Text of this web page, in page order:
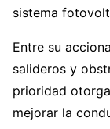
sistema
Entre su
salideros y
prioridad
mejorar la